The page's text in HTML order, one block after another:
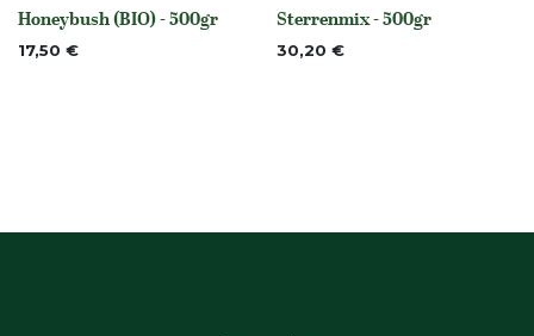
None
Honeybush (BIO) - 500gr
17,50 € None
Sterrenmix - 500gr
30,20 €